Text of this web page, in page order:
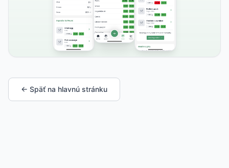
← Späť na hlavnú stránku